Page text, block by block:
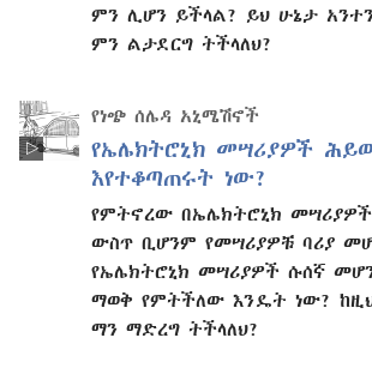
ምን ሊሆን ይችላል? ይህ ሁኔታ
ምን ልታደርግ ትችላለህ?
የነጭ ሰሌዳ አኒሜሽኖች
የኤሌክትሮኒክ መሣሪያዎች
እየተቆጣጠሩት ነው?
የምትኖረው በኤሌክትሮኒክ
ውስጥ ቢሆንም የመሣሪያዎቹ ባሪያ
የኤሌክትሮኒክ መሣሪያዎች ሱሰኛ
ማወቅ የምትችለው እንዴት ነው?
ማን ማድረግ ትችላለህ?